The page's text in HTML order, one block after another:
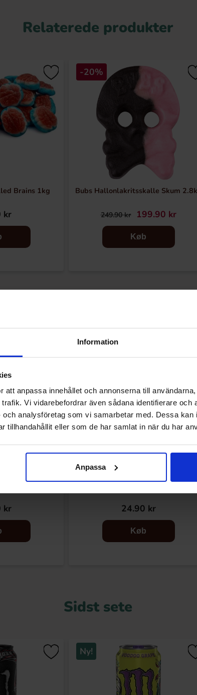
Information
att anpassa innehållet och annonserna till
Vi vidarebefordrar även sådana identifierare och
analysföretag som vi samarbetar med. Dessa
tillhandahållit eller som de har samlat in när du har
Anpassa
Relaterede produkter
Brains 1kg
kr
-20%
Bubs Hallonlakritsskalle Skum
249.90 kr 199.90 kr
Køb
33cl
kr
Polly Lakrits 100g
24.90 kr
Køb
Sidst sete
Ny!